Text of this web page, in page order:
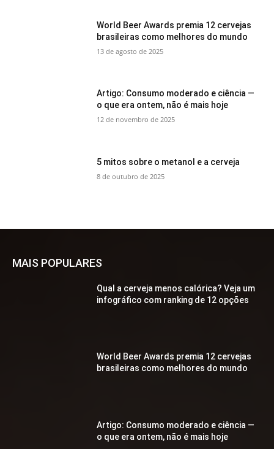
World Beer Awards premia 12 cervejas
brasileiras como melhores do mundo
13 de agosto de 2025
Artigo: Consumo moderado e ciência —
o que era ontem, não é mais hoje
12 de novembro de 2025
5 mitos sobre o metanol e a cerveja
8 de outubro de 2025
MAIS POPULARES
Qual a cerveja menos calórica? Veja um
infográfico com ranking de 12 opções
World Beer Awards premia 12 cervejas
brasileiras como melhores do mundo
Artigo: Consumo moderado e ciência —
o que era ontem, não é mais hoje